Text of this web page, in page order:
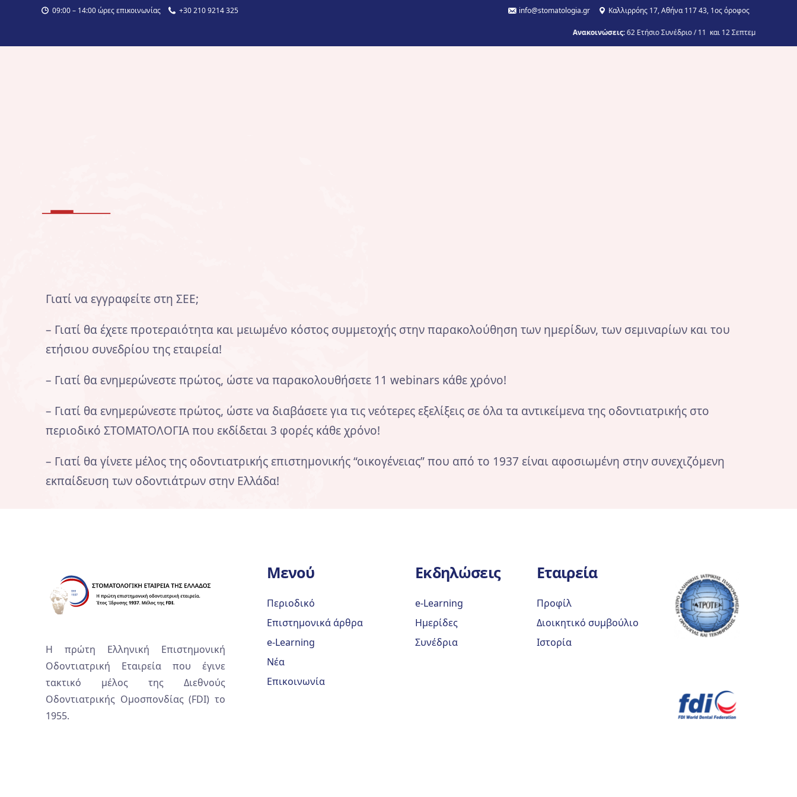
09:00 – 14:00 ώρες επικοινωνίας +30 210 9214 325 info@stomatologia.gr Καλλιρρόης 17, Αθήνα 117 43, 1ος όροφος
Ανακοινώσεις:62 Ετήσιο Συνέδριο / 11 και 12 Σεπτεμβρίου 2026/
Γιατί να εγγραφείτε στη ΣΕΕ;
– Γιατί θα έχετε προτεραιότητα και μειωμένο κόστος συμμετοχής στην παρακολούθηση των ημερίδων, των σεμιναρίων και του
ετήσιου συνεδρίου της εταιρεία!
– Γιατί θα ενημερώνεστε πρώτος, ώστε να παρακολουθήσετε 11 webinars κάθε χρόνο!
– Γιατί θα ενημερώνεστε πρώτος, ώστε να διαβάσετε για τις νεότερες εξελίξεις σε όλα τα αντικείμενα της οδοντιατρικής στο
περιοδικό ΣΤΟΜΑΤΟΛΟΓΙΑ που εκδίδεται 3 φορές κάθε χρόνο!
– Γιατί θα γίνετε μέλος της οδοντιατρικής επιστημονικής “οικογένειας” που από το 1937 είναι αφοσιωμένη στην συνεχιζόμενη
εκπαίδευση των οδοντιάτρων στην Ελλάδα!
Η πρώτη Ελληνική Επιστημονική
Οδοντιατρική Εταιρεία που έγινε
τακτικό μέλος της Διεθνούς
Οδοντιατρικής Ομοσπονδίας (FDI) το
1955.
Μενού
Περιοδικό
Επιστημονικά άρθρα
e-Learning
Νέα
Επικοινωνία
Εκδηλώσεις
e-Learning
Ημερίδες
Συνέδρια
Εταιρεία
Προφίλ
Διοικητικό συμβούλιο
Ιστορία